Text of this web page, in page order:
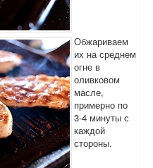
Обжариваем
их на среднем
огне в
оливковом
масле,
примерно по
3-4 минуты с
каждой
стороны.